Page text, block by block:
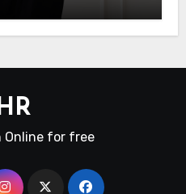
Online for free